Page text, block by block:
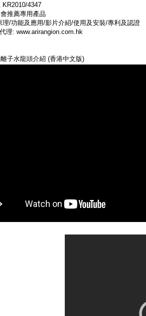
KR2010/4347
推薦專用產品
理/功能及應用/影片介紹/使用及安裝/專利及認證
理: www.arirangion.com.hk
子水龍頭介紹 (香港中文版)